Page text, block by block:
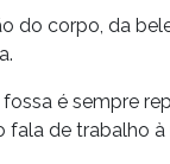
do corpo, da
é sempre
fala de trabalho à